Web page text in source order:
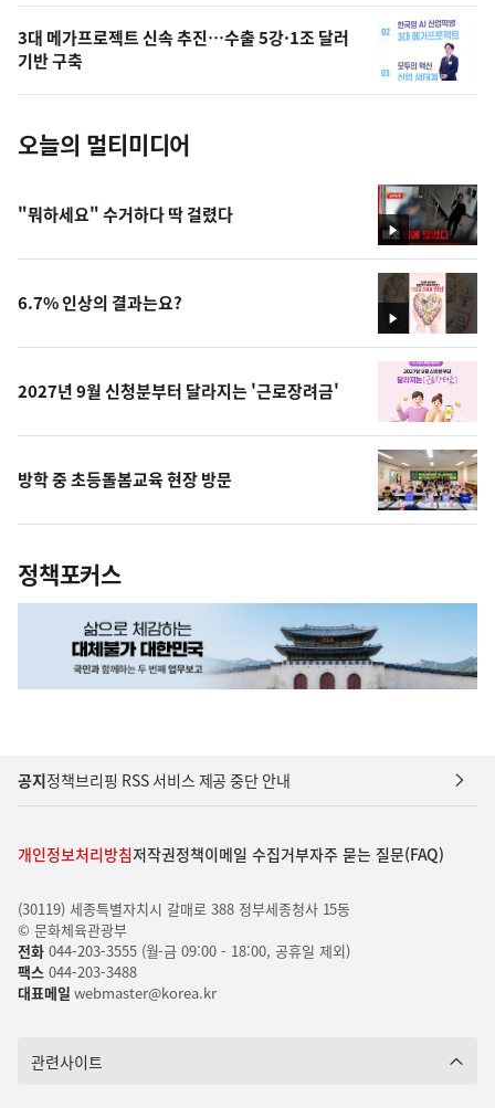
의
사
진
3대 메가프로젝트 신속 추진…수출 5강·1조 달러
기반 구축
오늘의 멀티미디어
영
상
"뭐하세요" 수거하다 딱 걸렸다
영
상
6.7% 인상의 결과는요?
2027년 9월 신청분부터 달라지는 '근로장려금'
방학 중 초등돌봄교육 현장 방문
정책포커스
공지정책브리핑 RSS 서비스 제공 중단 안내
개인정보처리방침저작권정책이메일 수집거부자주 묻는 질문(FAQ)
(30119) 세종특별자치시 갈매로 388 정부세종청사 15동
© 문화체육관광부
전화044-203-3555 (월-금 09:00 - 18:00, 공휴일 제외)
팩스044-203-3488
대표메일 webmaster@korea.kr
관련사이트